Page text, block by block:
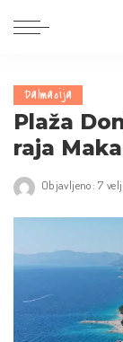
Dalmacija
Plaža
raja
Objavljeno: 7